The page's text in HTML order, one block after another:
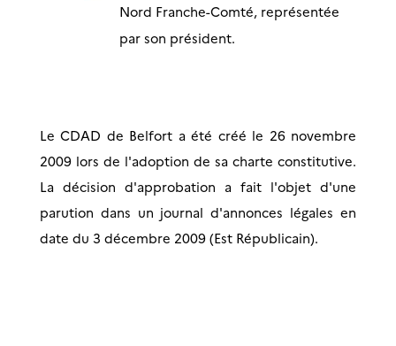
Nord Franche-Comté, représentée
par son président.
Le CDAD de Belfort a été créé le 26 novembre
2009 lors de l'adoption de sa charte constitutive.
La décision d'approbation a fait l'objet d'une
parution dans un journal d'annonces légales en
date du 3 décembre 2009 (Est Républicain).